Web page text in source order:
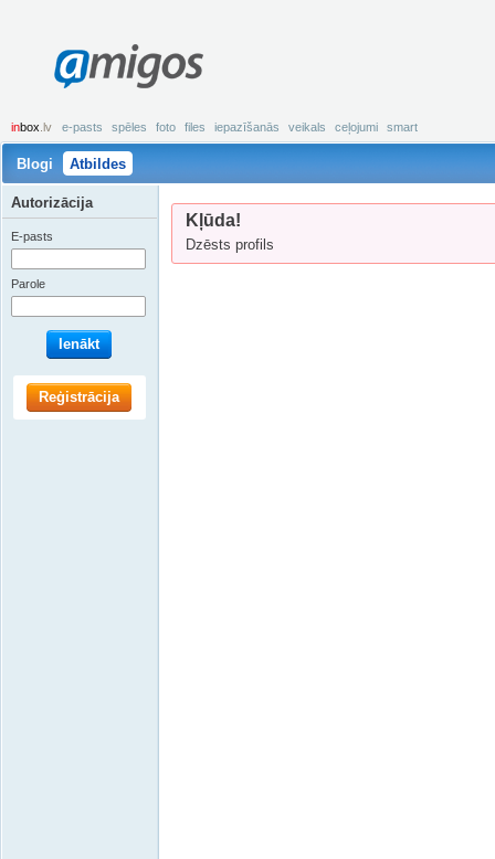
amigos
inbox .lv e-pasts spēles foto files iepazīšanās veikals ceļojumi smart
Blogi Atbildes
Kļūda!
Dzēsts profils
Autorizācija
E-pasts
Parole
Ienākt
Reģistrācija